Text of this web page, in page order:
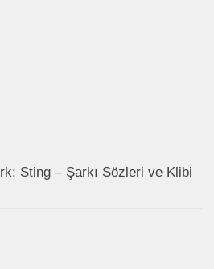
Sting – Şarkı Sözleri ve Klibi